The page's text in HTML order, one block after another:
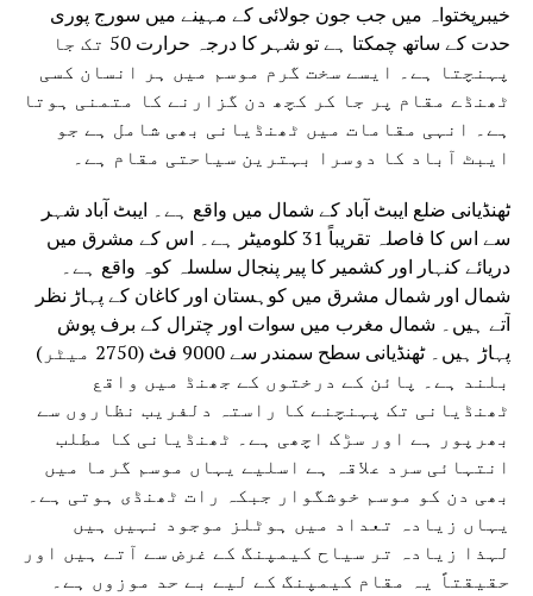
خیبرپختواہ میں جب جون جولائی کے مہینے میں سورج پوری
حدت کے ساتھ چمکتا ہے تو شہر کا درجہ حرارت 50 تک جا
پہنچتا ہے۔ ایسے سخت گرم موسم میں ہر انسان کسی
ٹھنڈے مقام پر جا کر کچھ دن گزارنے کا متمنی ہوتا
ہے۔ انہی مقامات میں ٹھنڈیانی بھی شامل ہے جو
ایبٹ آباد کا دوسرا بہترین سیاحتی مقام ہے۔
ٹھنڈیانی ضلع ایبٹ آباد کے شمال میں واقع ہے۔ ایبٹ آباد شہر
سے اس کا فاصلہ تقریباً 31 کلومیٹر ہے۔ اس کے مشرق میں
دریائے کنہار اور کشمیر کا پیر پنجال سلسلہ کوہ واقع ہے۔
شمال اور شمال مشرق میں کوہستان اور کاغان کے پہاڑ نظر
آتے ہیں۔ شمال مغرب میں سوات اور چترال کے برف پوش
پہاڑ ہیں۔ ٹھنڈیانی سطح سمندر سے 9000 فٹ (2750 میٹر)
بلند ہے۔ پائن کے درختوں کے جھنڈ میں واقع
ٹھنڈیانی تک پہنچنے کا راستہ دلفریب نظاروں سے
بھرپور ہے اور سڑک اچھی ہے۔ ٹھنڈیانی کا مطلب
انتہائی سرد علاقہ ہے اسلیے یہاں موسم گرما میں
بھی دن کو موسم خوشگوار جبکہ رات ٹھنڈی ہوتی ہے۔
یہاں زیادہ تعداد میں ہوٹلز موجود نہیں ہیں
لہذا زیادہ تر سیاح کیمپنگ کے غرض سے آتے ہیں اور
حقیقتاً یہ مقام کیمپنگ کے لیے بے حد موزوں ہے۔